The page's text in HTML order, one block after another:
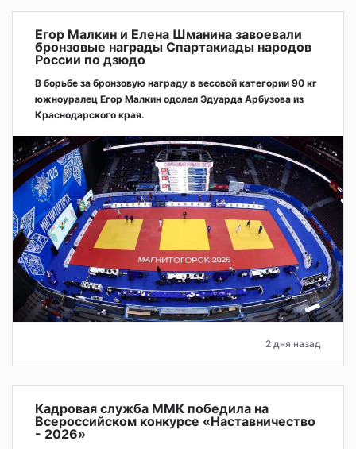
Егор Малкин и Елена Шманина завоевали
бронзовые награды Спартакиады народов
России по дзюдо
В борьбе за бронзовую награду в весовой категории 90 кг
южноуралец Егор Малкин одолел Эдуарда Арбузова из
Краснодарского края.
2 дня назад
Кадровая служба ММК победила на
Всероссийском конкурсе «Наставничество
- 2026»